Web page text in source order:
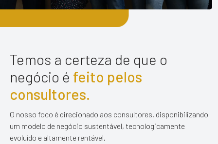
Temos a certeza de que o
negócio é feito pelos
consultores.
O nosso foco é direcionado aos consultores, disponibilizando
um modelo de negócio sustentável, tecnologicamente
evoluído e altamente rentável.